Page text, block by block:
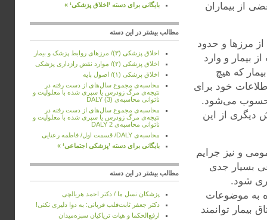
از بیماران
مرزها و حدود
بیمار و وارد
که هیچ
خود برای
محسوب می‌شود.
دیگری از این
و نیز جرایم
بسیار جدی
شود.
به موضوعات
توانمند
بایگانی برای دسته ’اخلاق پزشکی‘ »
مطالب بیشتر در این دسته
اخلاق پزشکی (۳)/ مرزهای روابط پزشک و بیمار
اخلاق پزشکی (۲)/ موارد نقض رازداری پزشکی
اخلاق پزشکی (۱)/ اصول پایه
‌محاسبه‌ی مجموع سال‌ها‌‌ی از دست رفته در
نتیجه‌ی مرگ زودرس یا سپری شده با معلولیت و
ناتوانی محاسبه‌ی DALY (3)
‌محاسبه‌‌ی مجموع سال‌ها‌‌ی از دست رفته در
نتیجه‌‌ی مرگ زودرس یا سپری شده با معلولیت و
ناتوانی محاسبه‌‌ی DALY 2
محاسبه‌ی DALY/ قسمت اول/ فاطمه رعنایی
بایگانی برای دسته ’پزشکی اجتماعی‘ »
مطالب بیشتر در این دسته
پزشکان نسل ما / دکتر احمد هریالچی
دکتر جعفر ثابت‌قلب قربانی: به دوا دلیری نکنی!
ارفع‌الحکما و هیات تریاکیان سبزه‌میدان